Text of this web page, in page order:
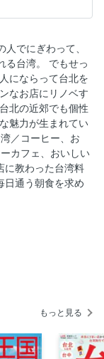
いしい世界一、
スタンダード。
めて。
かしいレストラン
を探しに。
湾。
の懐かしい甘味
イン・台湾を、素
でにぎわって、
る台湾。 でもせっ
にならって台北を
なお店にリノベす
北の近郊でも個性
魅力が生まれてい
／コーヒー、お
カフェ、おいしい
に教わった台湾料
日通う朝食を求め
もっと見る